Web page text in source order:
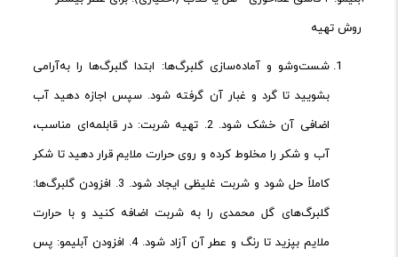
روش تهیه
شست‌وشو و آماده‌سازی گلبرگ‌ها: ابتدا گلبرگ‌ها را به‌آرامی
بشویید تا گرد و غبار آن گرفته شود. سپس اجازه دهید آب
اضافی آن خشک شود. 2. تهیه شربت: در قابلمه‌ای مناسب،
آب و شکر را مخلوط کرده و روی حرارت ملایم قرار دهید تا شکر
کاملاً حل شود و شربت غلیظی ایجاد شود. 3. افزودن گلبرگ‌ها:
گلبرگ‌های گل محمدی را به شربت اضافه کنید و با حرارت
ملایم بپزید تا رنگ و عطر آن آزاد شود. 4. افزودن آبلیمو: پس